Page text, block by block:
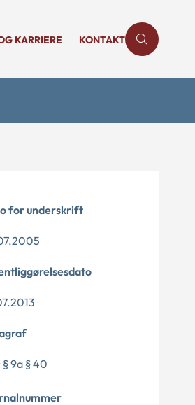
KARRIERE KONTAKT
for underskrift
§ 9a § 40